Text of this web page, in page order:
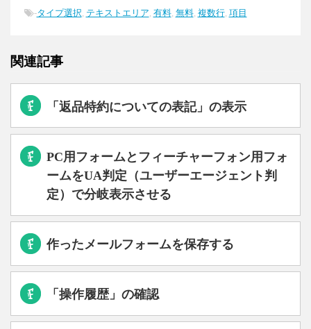
-タイプ選択 テキストエリア 有料, 無料, 複数行, 項目
関連記事
「返品特約についての表記」の表示
PC用フォームとフィーチャーフォン用フォ
ームをUA判定（ユーザーエージェント判
定）で分岐表示させる
作ったメールフォームを保存する
「操作履歴」の確認